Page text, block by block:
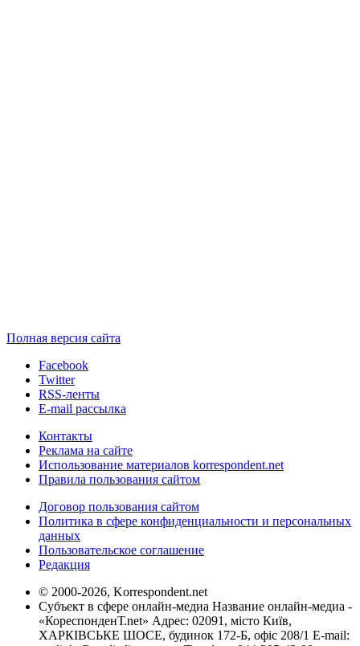
Полная версия сайта
Facebook
Twitter
RSS-ленты
E-mail рассылка
Контакты
Реклама на сайте
Использование материалов korrespondent.net
Правила пользования сайтом
Договор пользования сайтом
Политика в сфере конфиденциальности и персональных
данных
Пользовательское соглашение
Редакция
© 2000-2026, Korrespondent.net
Субъект в сфере онлайн-медиа Название онлайн-медиа -
«КореспонденТ.net» Адрес: 02091, місто Київ,
ХАРКІВСЬКЕ ШОСЕ, будинок 172-Б, офіс 208/1 E-mail: